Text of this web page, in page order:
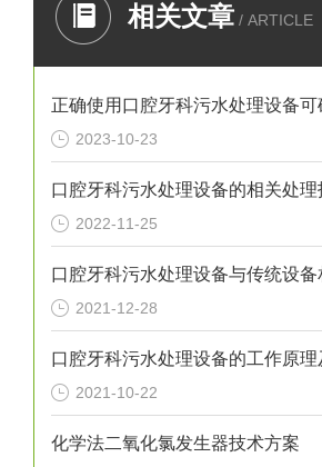
相关文章 / ARTICLE
2023-10-23
2022-11-25
2021-12-28
2021-10-22
化学法二氧化氯发生器技术方案